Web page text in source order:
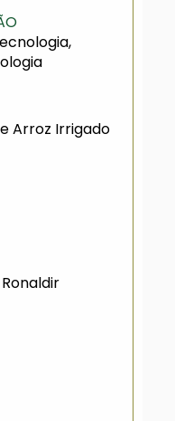
Arroz Irrigado